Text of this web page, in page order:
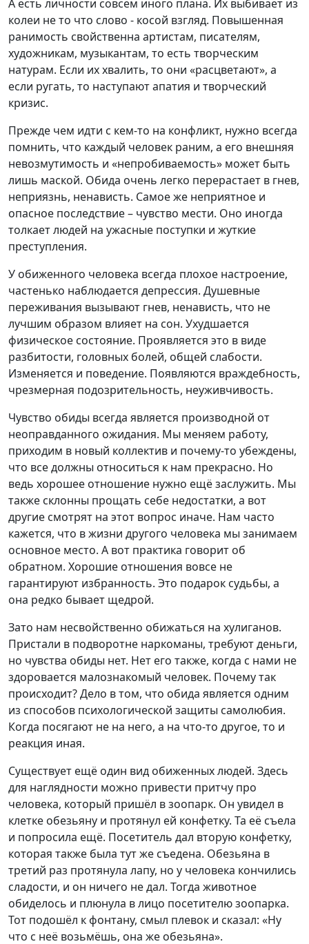
А есть личности совсем иного плана. Их выбивает из
колеи не то что слово - косой взгляд. Повышенная
ранимость свойственна артистам, писателям,
художникам, музыкантам, то есть творческим
натурам. Если их хвалить, то они «расцветают», а
если ругать, то наступают апатия и творческий
кризис.
Прежде чем идти с кем-то на конфликт, нужно всегда
помнить, что каждый человек раним, а его внешняя
невозмутимость и «непробиваемость» может быть
лишь маской. Обида очень легко перерастает в гнев,
неприязнь, ненависть. Самое же неприятное и
опасное последствие – чувство мести. Оно иногда
толкает людей на ужасные поступки и жуткие
преступления.
У обиженного человека всегда плохое настроение,
частенько наблюдается депрессия. Душевные
переживания вызывают гнев, ненависть, что не
лучшим образом влияет на сон. Ухудшается
физическое состояние. Проявляется это в виде
разбитости, головных болей, общей слабости.
Изменяется и поведение. Появляются враждебность,
чрезмерная подозрительность, неуживчивость.
Чувство обиды всегда является производной от
неоправданного ожидания. Мы меняем работу,
приходим в новый коллектив и почему-то убеждены,
что все должны относиться к нам прекрасно. Но
ведь хорошее отношение нужно ещё заслужить. Мы
также склонны прощать себе недостатки, а вот
другие смотрят на этот вопрос иначе. Нам часто
кажется, что в жизни другого человека мы занимаем
основное место. А вот практика говорит об
обратном. Хорошие отношения вовсе не
гарантируют избранность. Это подарок судьбы, а
она редко бывает щедрой.
Зато нам несвойственно обижаться на хулиганов.
Пристали в подворотне наркоманы, требуют деньги,
но чувства обиды нет. Нет его также, когда с нами не
здоровается малознакомый человек. Почему так
происходит? Дело в том, что обида является одним
из способов психологической защиты самолюбия.
Когда посягают не на него, а на что-то другое, то и
реакция иная.
Существует ещё один вид обиженных людей. Здесь
для наглядности можно привести притчу про
человека, который пришёл в зоопарк. Он увидел в
клетке обезьяну и протянул ей конфетку. Та её съела
и попросила ещё. Посетитель дал вторую конфетку,
которая также была тут же съедена. Обезьяна в
третий раз протянула лапу, но у человека кончились
сладости, и он ничего не дал. Тогда животное
обиделось и плюнула в лицо посетителю зоопарка.
Тот подошёл к фонтану, смыл плевок и сказал: «Ну
что с неё возьмёшь, она же обезьяна».